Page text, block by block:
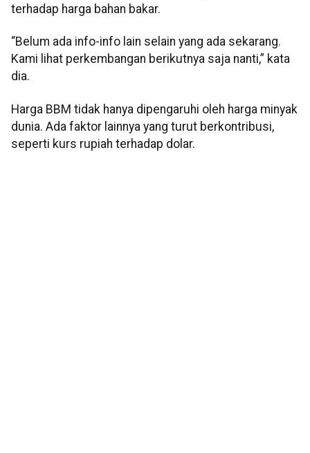
terhadap harga bahan bakar.
“Belum ada info-info lain selain yang ada sekarang.
Kami lihat perkembangan berikutnya saja nanti,” kata
dia.
Harga BBM tidak hanya dipengaruhi oleh harga minyak
dunia. Ada faktor lainnya yang turut berkontribusi,
seperti kurs rupiah terhadap dolar.